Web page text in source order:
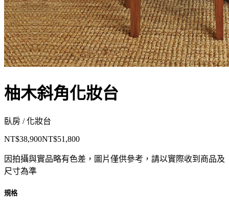
柚木斜角化妝台
臥房 / 化妝台
NT$38,900NT$51,800
因拍攝與實品略有色差，圖片僅供參考，請以實際收到商品及
尺寸為準
規格